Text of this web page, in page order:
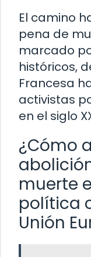
El camino
pena de
marcado
históricos,
Francesa
activistas
en el siglo
¿Cómo
muerte
política
Unión